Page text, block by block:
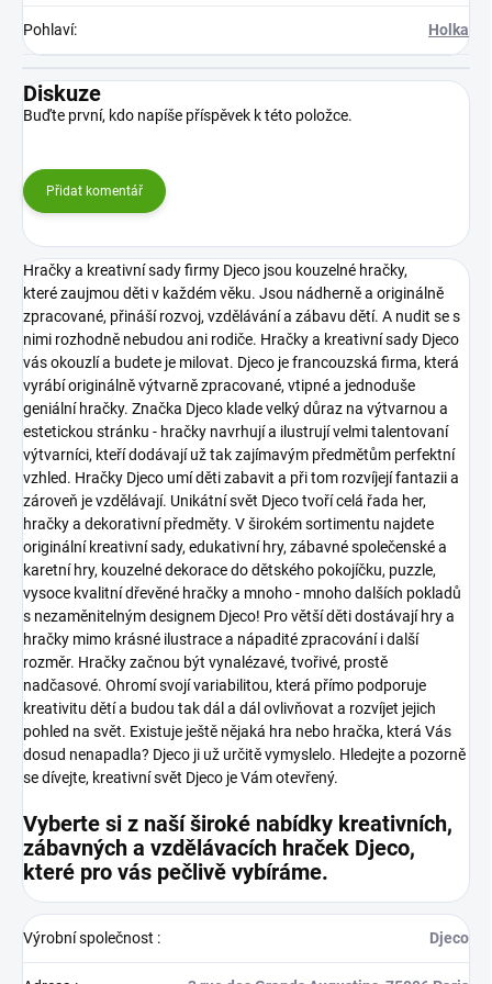
Pohlaví: Holka
Diskuze
Buďte první, kdo napíše příspěvek k této položce.
Přidat komentář
Hračky a kreativní sady firmy Djeco jsou kouzelné hračky,
které zaujmou děti v každém věku. Jsou nádherně a originálně
zpracované, přináší rozvoj, vzdělávání a zábavu dětí. A nudit se s
nimi rozhodně nebudou ani rodiče. Hračky a kreativní sady Djeco
vás okouzlí a budete je milovat. Djeco je francouzská firma, která
vyrábí originálně výtvarně zpracované, vtipné a jednoduše
geniální hračky. Značka Djeco klade velký důraz na výtvarnou a
estetickou stránku - hračky navrhují a ilustrují velmi talentovaní
výtvarníci, kteří dodávají už tak zajímavým předmětům perfektní
vzhled. Hračky Djeco umí děti zabavit a při tom rozvíjejí fantazii a
zároveň je vzdělávají. Unikátní svět Djeco tvoří celá řada her,
hračky a dekorativní předměty. V širokém sortimentu najdete
originální kreativní sady, edukativní hry, zábavné společenské a
karetní hry, kouzelné dekorace do dětského pokojíčku, puzzle,
vysoce kvalitní dřevěné hračky a mnoho - mnoho dalších pokladů
s nezaměnitelným designem Djeco! Pro větší děti dostávají hry a
hračky mimo krásné ilustrace a nápadité zpracování i další
rozměr. Hračky začnou být vynalézavé, tvořivé, prostě
nadčasové. Ohromí svojí variabilitou, která přímo podporuje
kreativitu dětí a budou tak dál a dál ovlivňovat a rozvíjet jejich
pohled na svět. Existuje ještě nějaká hra nebo hračka, která Vás
dosud nenapadla? Djeco ji už určitě vymyslelo. Hledejte a pozorně
se dívejte, kreativní svět Djeco je Vám otevřený.
Vyberte si z naší široké nabídky kreativních,
zábavných a vzdělávacích hraček Djeco,
které pro vás pečlivě vybíráme.
Výrobní společnost : Djeco